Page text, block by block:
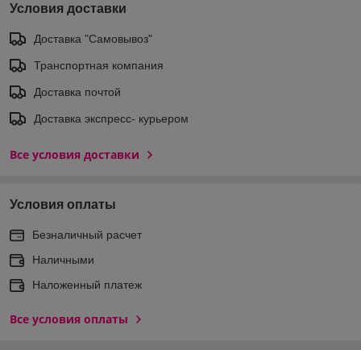
Условия доставки
Доставка "Самовывоз"
Транспортная компания
Доставка почтой
Доставка экспреcс- курьером
Все условия доставки
Условия оплаты
Безналичный расчет
Наличными
Наложенный платеж
Все условия оплаты